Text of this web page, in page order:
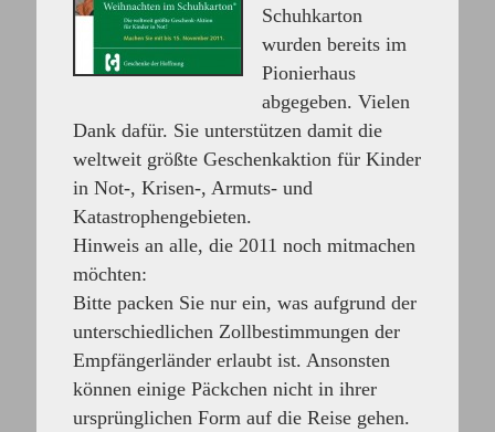
Schuhkarton
wurden bereits im
Pionierhaus
abgegeben. Vielen
Dank dafür. Sie unterstützen damit die
weltweit größte Geschenkaktion für Kinder
in Not-, Krisen-, Armuts- und
Katastrophengebieten.
Hinweis an alle, die 2011 noch mitmachen
möchten:
Bitte packen Sie nur ein, was aufgrund der
unterschiedlichen Zollbestimmungen der
Empfängerländer erlaubt ist. Ansonsten
können einige Päckchen nicht in ihrer
ursprünglichen Form auf die Reise gehen.